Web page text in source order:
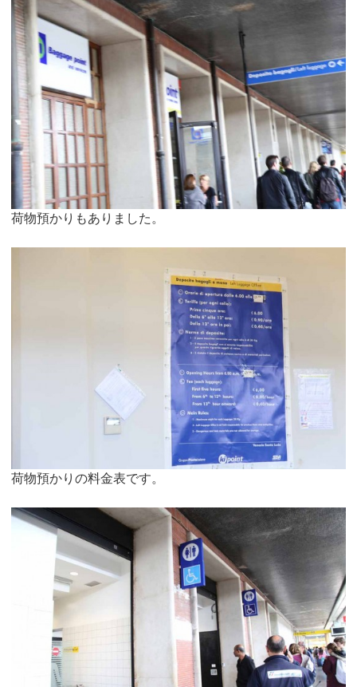
荷物預かりもありました。
荷物預かりの料金表です。